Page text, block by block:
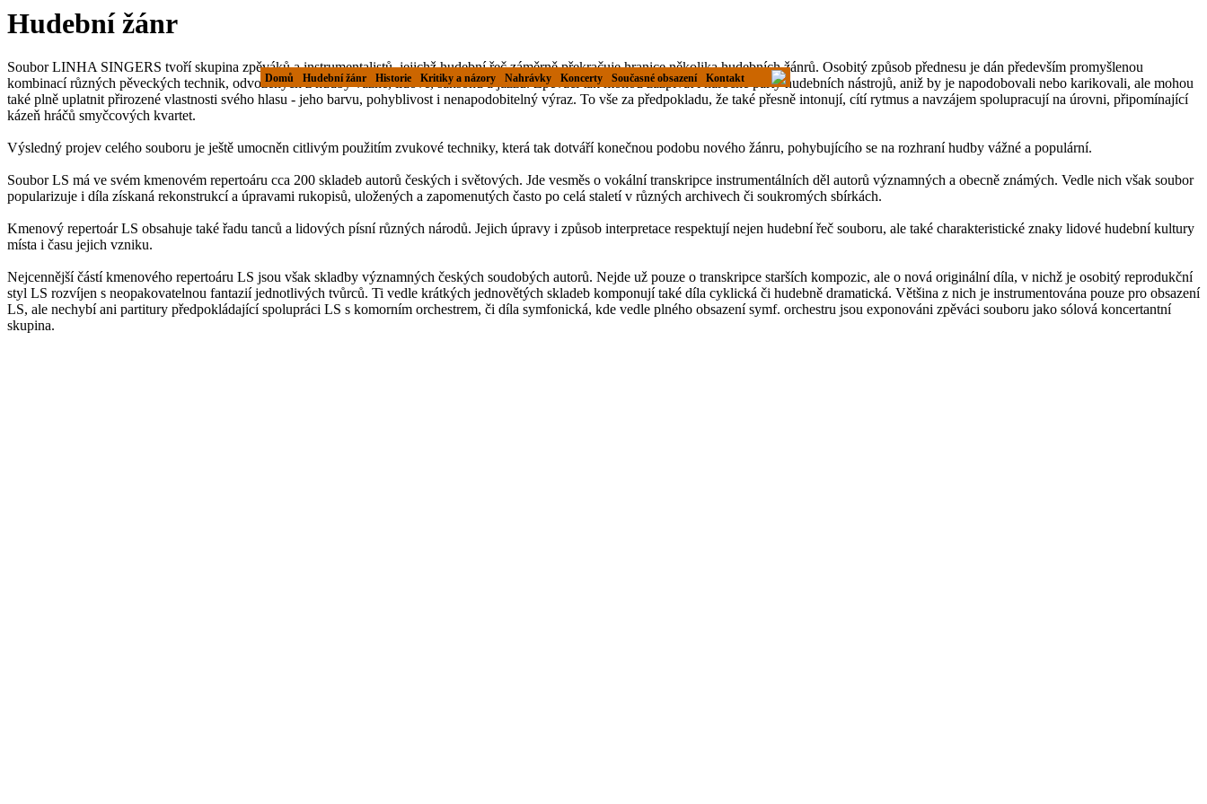
Hudební žánr
Soubor LINHA SINGERS tvoří skupina zpěváků a instrumentalistů, jejichž hudební řeč záměrně překračuje hranice několika hudebních žánrů. Osobitý způsob přednesu je dán především promyšlenou
kombinací různých pěveckých technik, odvozených z hudby vážné, lidové, šansonu a jazzu. Zpěváci tak mohou zazpívat i náročné party hudebních nástrojů, aniž by je napodobovali nebo karikovali, ale mohou
také plně uplatnit přirozené vlastnosti svého hlasu - jeho barvu, pohyblivost i nenapodobitelný výraz. To vše za předpokladu, že také přesně intonují, cítí rytmus a navzájem spolupracují na úrovni, připomínající
kázeň hráčů smyčcových kvartet.
Výsledný projev celého souboru je ještě umocněn citlivým použitím zvukové techniky, která tak dotváří konečnou podobu nového žánru, pohybujícího se na rozhraní hudby vážné a populární.
Soubor LS má ve svém kmenovém repertoáru cca 200 skladeb autorů českých i světových. Jde vesměs o vokální transkripce instrumentálních děl autorů významných a obecně známých. Vedle nich však soubor
popularizuje i díla získaná rekonstrukcí a úpravami rukopisů, uložených a zapomenutých často po celá staletí v různých archivech či soukromých sbírkách.
Kmenový repertoár LS obsahuje také řadu tanců a lidových písní různých národů. Jejich úpravy i způsob interpretace respektují nejen hudební řeč souboru, ale také charakteristické znaky lidové hudební kultury
místa i času jejich vzniku.
Nejcennější částí kmenového repertoáru LS jsou však skladby významných českých soudobých autorů. Nejde už pouze o transkripce starších kompozic, ale o nová originální díla, v nichž je osobitý reprodukční
styl LS rozvíjen s neopakovatelnou fantazií jednotlivých tvůrců. Ti vedle krátkých jednovětých skladeb komponují také díla cyklická či hudebně dramatická. Většina z nich je instrumentována pouze pro obsazení
LS, ale nechybí ani partitury předpokládající spolupráci LS s komorním orchestrem, či díla symfonická, kde vedle plného obsazení symf. orchestru jsou exponováni zpěváci souboru jako sólová koncertantní
skupina.
Domů Hudební žánr Historie Kritiky a názory Nahrávky Koncerty Současné obsazení Kontakt